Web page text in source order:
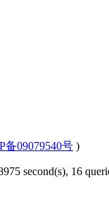
备09079540号 )
second(s), 16